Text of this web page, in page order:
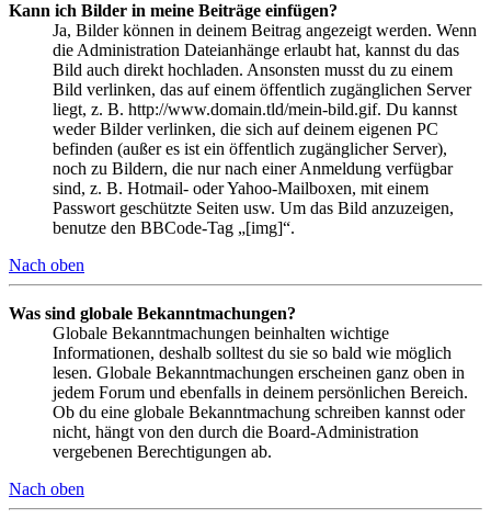
Kann ich Bilder in meine Beiträge einfügen?
Ja, Bilder können in deinem Beitrag angezeigt werden. Wenn
die Administration Dateianhänge erlaubt hat, kannst du das
Bild auch direkt hochladen. Ansonsten musst du zu einem
Bild verlinken, das auf einem öffentlich zugänglichen Server
liegt, z. B. http://www.domain.tld/mein-bild.gif. Du kannst
weder Bilder verlinken, die sich auf deinem eigenen PC
befinden (außer es ist ein öffentlich zugänglicher Server),
noch zu Bildern, die nur nach einer Anmeldung verfügbar
sind, z. B. Hotmail- oder Yahoo-Mailboxen, mit einem
Passwort geschützte Seiten usw. Um das Bild anzuzeigen,
benutze den BBCode-Tag „[img]“.
Nach oben
Was sind globale Bekanntmachungen?
Globale Bekanntmachungen beinhalten wichtige
Informationen, deshalb solltest du sie so bald wie möglich
lesen. Globale Bekanntmachungen erscheinen ganz oben in
jedem Forum und ebenfalls in deinem persönlichen Bereich.
Ob du eine globale Bekanntmachung schreiben kannst oder
nicht, hängt von den durch die Board-Administration
vergebenen Berechtigungen ab.
Nach oben